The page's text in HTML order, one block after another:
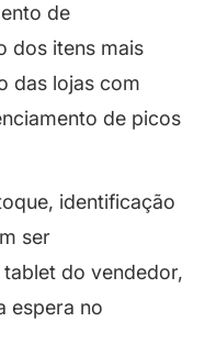
de
dos itens mais
das lojas com
de picos
identificação
ser
do vendedor,
espera no